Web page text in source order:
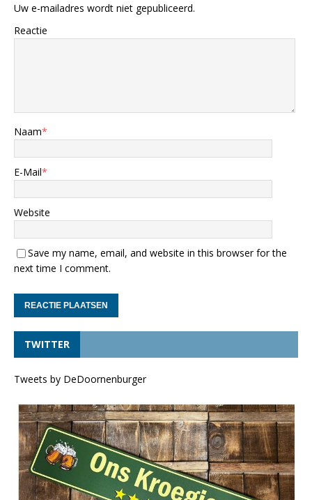
Uw e-mailadres wordt niet gepubliceerd.
Reactie
Naam*
E-Mail*
Website
Save my name, email, and website in this browser for the
next time I comment.
TWITTER
Tweets by DeDoornenburger